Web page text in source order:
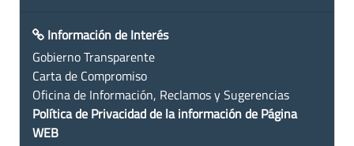
Información de Interés
Gobierno Transparente
Carta de Compromiso
Oficina de Información, Reclamos y Sugerencias
Política de Privacidad de la información de Página
WEB